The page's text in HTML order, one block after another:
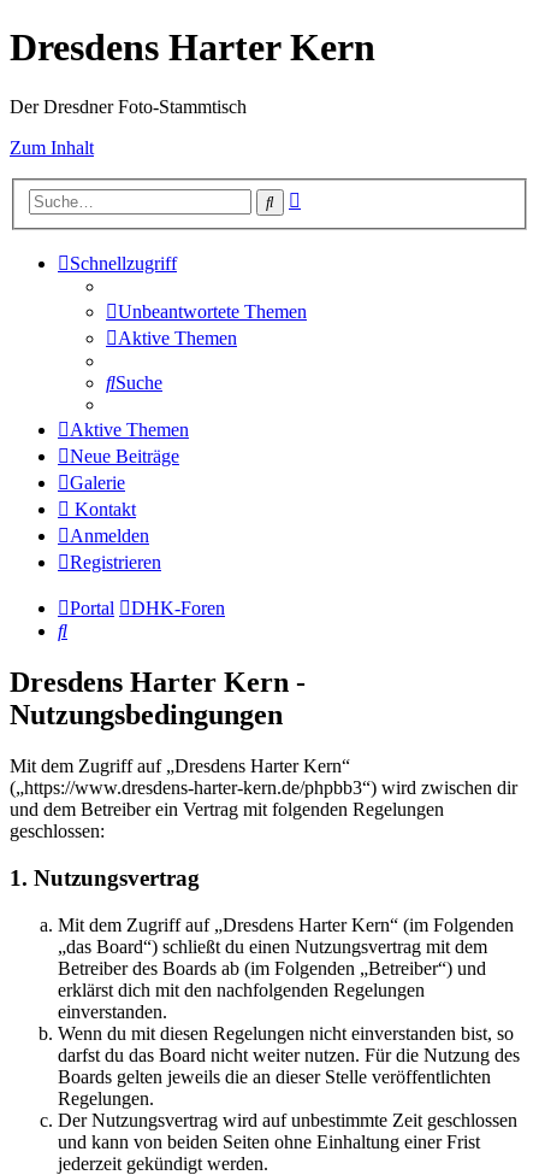
Dresdens Harter Kern
Der Dresdner Foto-Stammtisch
Zum Inhalt
Suche
Schnellzugriff
Unbeantwortete Themen
Aktive Themen
Suche
Aktive Themen
Neue Beiträge
Galerie
Kontakt
Anmelden
Registrieren
Portal
DHK-Foren
Suche
Dresdens Harter Kern -
Nutzungsbedingungen
Mit dem Zugriff auf „Dresdens Harter Kern“
(„https://www.dresdens-harter-kern.de/phpbb3“) wird zwischen dir
und dem Betreiber ein Vertrag mit folgenden Regelungen
geschlossen:
1. Nutzungsvertrag
Mit dem Zugriff auf „Dresdens Harter Kern“ (im Folgenden
„das Board“) schließt du einen Nutzungsvertrag mit dem
Betreiber des Boards ab (im Folgenden „Betreiber“) und
erklärst dich mit den nachfolgenden Regelungen
einverstanden.
Wenn du mit diesen Regelungen nicht einverstanden bist, so
darfst du das Board nicht weiter nutzen. Für die Nutzung des
Boards gelten jeweils die an dieser Stelle veröffentlichten
Regelungen.
Der Nutzungsvertrag wird auf unbestimmte Zeit geschlossen
und kann von beiden Seiten ohne Einhaltung einer Frist
jederzeit gekündigt werden.